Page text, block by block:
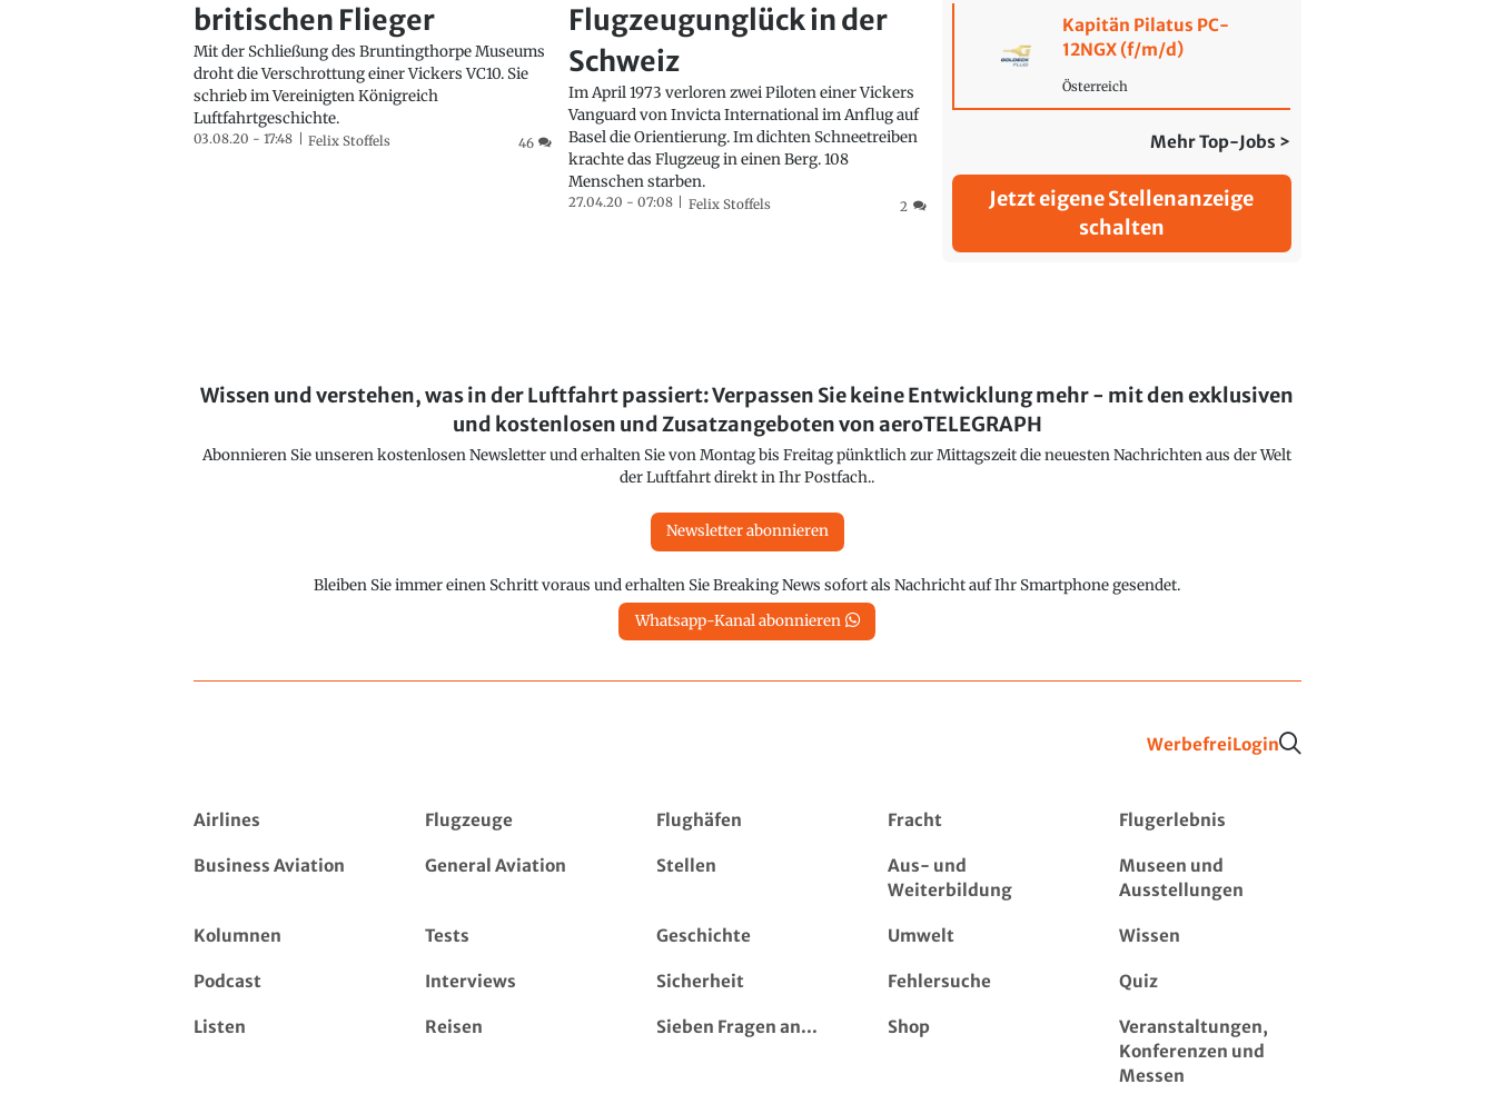
britischen Flieger
Mit der Schließung des Bruntingthorpe Museums
droht die Verschrottung einer Vickers VC10. Sie
schrieb im Vereinigten Königreich
Luftfahrtgeschichte.
03.08.20 - 17:48 Felix Stoffels 46
Flugzeugunglück in der
Schweiz
Im April 1973 verloren zwei Piloten einer Vickers
Vanguard von Invicta International im Anflug auf
Basel die Orientierung. Im dichten Schneetreiben
krachte das Flugzeug in einen Berg. 108
Menschen starben.
27.04.20 - 07:08 Felix Stoffels 2
Kapitän Pilatus PC-
12NGX (f/m/d)
Österreich
Mehr Top-Jobs >
Jetzt eigene Stellenanzeige
schalten
Wissen und verstehen, was in der Luftfahrt passiert: Verpassen Sie keine Entwicklung mehr - mit den exklusiven
und kostenlosen und Zusatzangeboten von aeroTELEGRAPH
Abonnieren Sie unseren kostenlosen Newsletter und erhalten Sie von Montag bis Freitag pünktlich zur Mittagszeit die neuesten Nachrichten aus der Welt
der Luftfahrt direkt in Ihr Postfach..
Newsletter abonnieren
Bleiben Sie immer einen Schritt voraus und erhalten Sie Breaking News sofort als Nachricht auf Ihr Smartphone gesendet.
Whatsapp-Kanal abonnieren
WerbefreiLogin
Airlines Flugzeuge Flughäfen Fracht Flugerlebnis
Business Aviation General Aviation Stellen
Aus- und
Weiterbildung
Museen und
Ausstellungen
Kolumnen Tests Geschichte Umwelt Wissen
Podcast Interviews Sicherheit Fehlersuche Quiz
Listen Reisen Sieben Fragen an... Shop
Veranstaltungen,
Konferenzen und
Messen